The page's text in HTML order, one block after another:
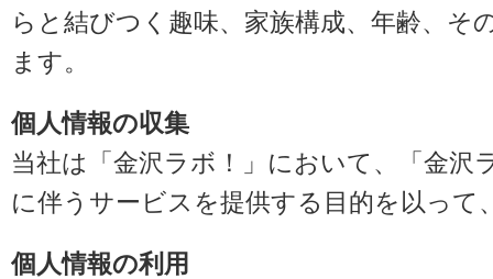
らと結びつく趣味、家族構成、年齢、そ
ます。
個人情報の収集
当社は「金沢ラボ！」において、「金沢
に伴うサービスを提供する目的を以って
個人情報の利用